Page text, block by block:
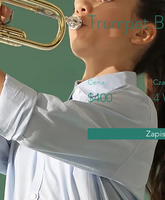
Trumpet
Cena
$400 4